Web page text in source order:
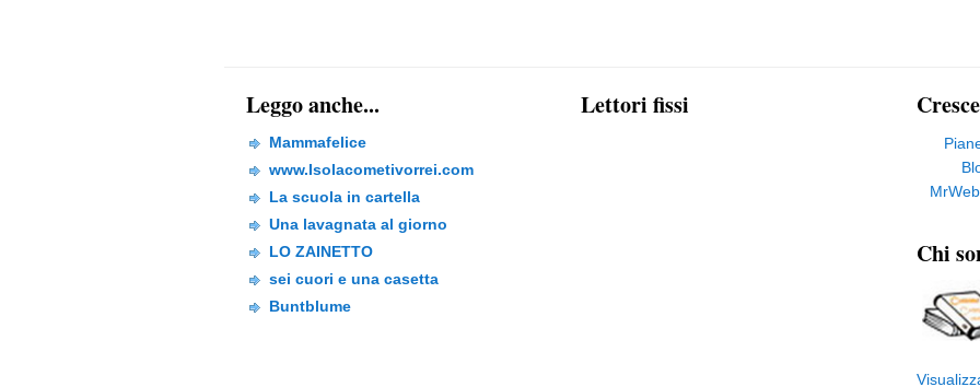
Leggo anche...
Mammafelice
www.Isolacometivorrei.com
La scuola in cartella
Una lavagnata al giorno
LO ZAINETTO
sei cuori e una casetta
Buntblume
Lettori fissi
Chi